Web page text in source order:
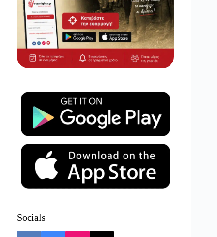
Socials